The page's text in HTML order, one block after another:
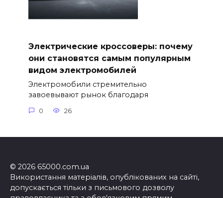
Электрические кроссоверы: почему
они становятся самым популярным
видом электромобилей
Электромобили стремительно
завоевывают рынок благодаря
0 26
© 2026 65000.com.ua
Використання матеріалів, опублікованих на сайті,
допускається тільки з письмового дозволу